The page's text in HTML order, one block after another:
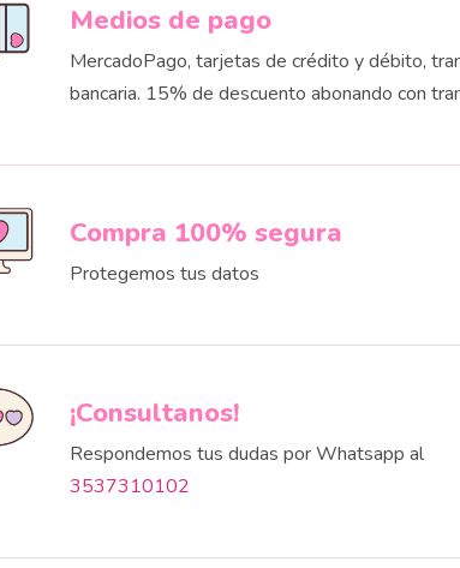
Medios de pago
MercadoPago, tarjetas de crédito y débito,
bancaria. 15% de descuento abonando con
Compra 100% segura
Protegemos tus datos
¡Consultanos!
Respondemos tus dudas por Whatsapp al
3537310102